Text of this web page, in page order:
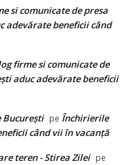
si comunicate de presa
adevărate beneficii când
firme si comunicate de
aduc adevărate beneficii
pe Închirierile
când vii în vacanță
teren - Stirea Zilei pe